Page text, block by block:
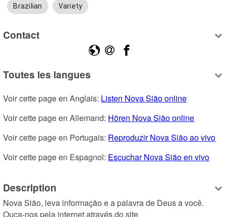
Brazilian Variety
Contact
Toutes les langues
Voir cette page en Anglais: Listen Nova Sião online
Voir cette page en Allemand: Hören Nova Sião online
Voir cette page en Portugais: Reproduzir Nova Sião ao vivo
Voir cette page en Espagnol: Escuchar Nova Sião en vivo
Description
Nova Sião, leva informação e a palavra de Deus a você.
Ouça-nos pela internet através do site